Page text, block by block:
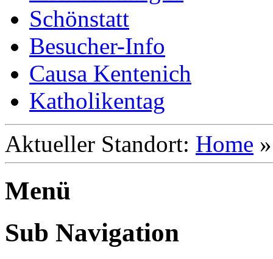
Schönstatt
Besucher-Info
Causa Kentenich
Katholikentag
Aktueller Standort: Home
Menü
Sub Navigation